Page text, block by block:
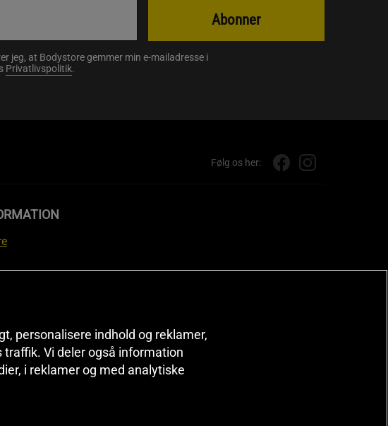
jeg, at Bodystore gemmer min e-mailadresse i
Privatlivspolitik.
Abonner
Følg os her:
personalisere indhold og reklamer,
Vi deler også information
i reklamer og med analytiske